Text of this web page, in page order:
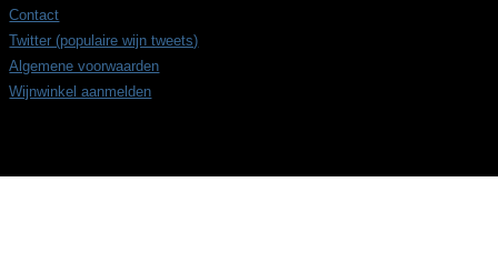
Contact
Twitter (populaire wijn tweets)
Algemene voorwaarden
Wijnwinkel aanmelden